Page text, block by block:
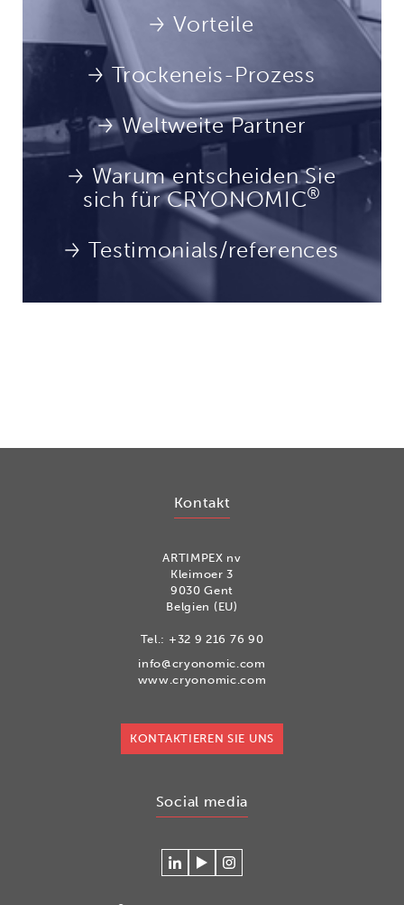
Vorteile
Trockeneis-Prozess
Weltweite Partner
Warum entscheiden Sie
sich für CRYONOMIC®
Testimonials/references
Kontakt
ARTIMPEX nv
Kleimoer 3
9030 Gent
Belgien (EU)
Tel.: +32 9 216 76 90
info@cryonomic.com
www.cryonomic.com
KONTAKTIEREN SIE UNS
Social media
VerlinkenBetrachten
Volg